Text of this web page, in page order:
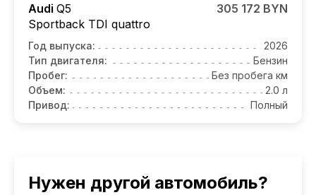
Audi Q5
Sportback TDI quattro
305 172 BYN
Год выпуска:
2026
Тип двигателя:
Бензин
Пробег:
Без пробега км
Объем:
2.0 л
Привод:
Полный
Нужен другой автомобиль?